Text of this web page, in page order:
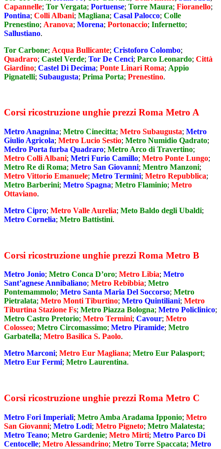
Capannelle; Tor Vergata; Portuense; Torre Maura; Fioranello;
Pontina; Colli Albani; Magliana; Casal Palocco; Colle
Prenestino; Aranova; Morena; Portonaccio; Infernetto;
Sallustiano.
Tor Carbone; Acqua Bullicante; Cristoforo Colombo;
Quadraro; Castel Verde; Tor De Cenci; Parco Leonardo; Città
Giardino; Castel Di Decima; Ponte Linari Roma; Appio
Pignatelli; Subaugusta; Prima Porta; Prenestino.
Corsi ricostruzione unghie prezzi Roma Metro A
Metro Anagnina; Metro Cinecitta; Metro Subaugusta; Metro
Giulio Agricola; Metro Lucio Sestio; Metro Numidio Qadrato;
Medro Porta furba Quadraro; Metro Arco di Travertino;
Metro Colli Albani; Metri Furio Camillo; Metro Ponte Lungo;
Metro Re di Roma; Metro San Giovanni; Mentro Manzoni;
Metro Vittorio Emanuele; Metro Termini; Metro Repubblica;
Metro Barberini; Metro Spagna; Metro Flaminio; Metro
Ottaviano.
Metro Cipro; Metro Valle Aurelia; Meto Baldo degli Ubaldi;
Metro Cornelia; Metro Battistini.
Corsi ricostruzione unghie prezzi Roma Metro B
Metro Jonio; Metro Conca D’oro; Metro Libia; Metro
Sant’agnese Annibaliano; Metro Rebibbia; Metro
Pontemammolo; Metro Santa Maria Del Soccorso; Metro
Pietralata; Metro Monti Tiburtino; Metro Quintiliani; Metro
Tiburtina Stazione Fs; Metro Piazza Bologna; Metro Policlinico;
Metro Castro Pretorio; Metro Termini; Cavour; Metro
Colosseo; Metro Circomassimo; Metro Piramide; Metro
Garbatella; Metro Basilica S. Paolo.
Metro Marconi; Metro Eur Magliana; Metro Eur Palasport;
Metro Eur Fermi; Metro Laurentina.
Corsi ricostruzione unghie prezzi Roma Metro C
Metro Fori Imperiali; Metro Amba Aradama Ipponio; Metro
San Giovanni; Metro Lodi; Metro Pigneto; Metro Malatesta;
Metro Teano; Metro Gardenie; Metro Mirti; Metro Parco Di
Centocelle; Metro Alessandrino; Metro Torre Spaccata; Metro